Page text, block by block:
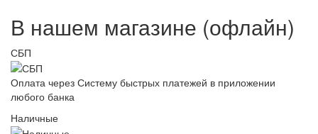
В нашем магазине (офлайн)
СБП
Оплата через Систему быстрых платежей в приложении
любого банка
Наличные